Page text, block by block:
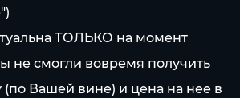
ТОЛЬКО на момент
не смогли вовремя получить
Вашей вине) и цена на нее в